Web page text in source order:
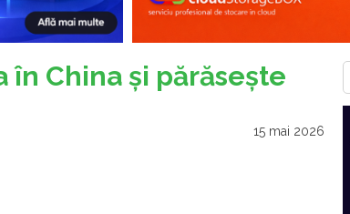
China şi părăseşte
15 mai 2026